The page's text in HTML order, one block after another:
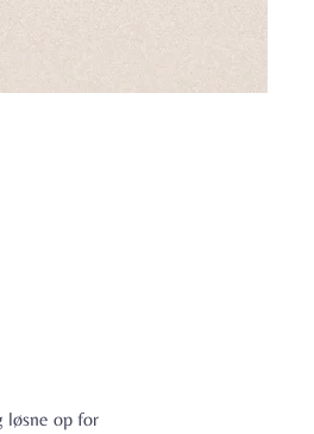
løsne op for